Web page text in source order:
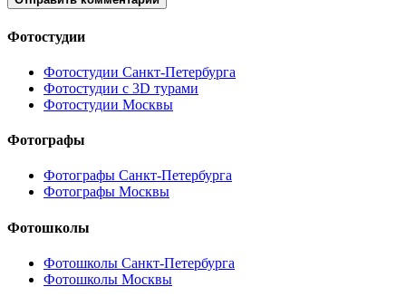
Фотостудии
Фотостудии Санкт-Петербурга
Фотостудии с 3D турами
Фотостудии Москвы
Фотографы
Фотографы Санкт-Петербурга
Фотографы Москвы
Фотошколы
Фотошколы Санкт-Петербурга
Фотошколы Москвы